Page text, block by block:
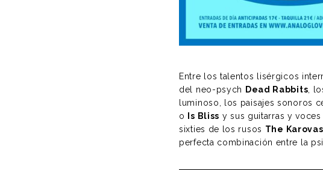
Entre los talentos lisérgicos
del neo-psych
Dead Rabbits ,
luminoso, los paisajes sonoros
o
Is Bliss y sus guitarras y
sixties de los rusos The
perfecta combinación entre la